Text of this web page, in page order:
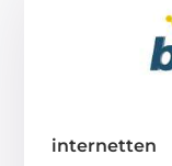
internetten